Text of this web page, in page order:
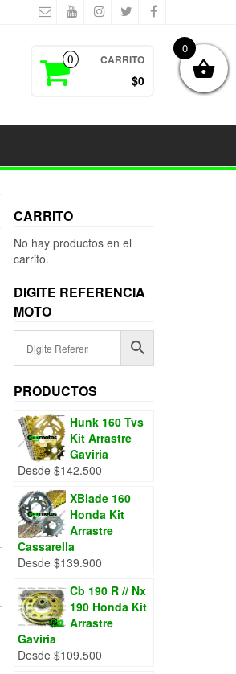
0 CARRITO
$0
CARRITO
No hay productos en el
carrito.
DIGITE REFERENCIA
MOTO
PRODUCTOS
Hunk 160 Tvs
Kit Arrastre
Gaviria
Desde $142.500
XBlade 160
Honda Kit
Arrastre
Cassarella
Desde $139.900
Cb 190 R // Nx
190 Honda Kit
Arrastre
Gaviria
Desde $109.500
0